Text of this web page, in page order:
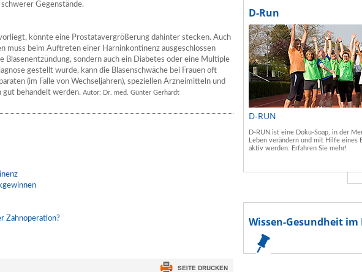
Gegenstände.
könnte eine Prostatavergrößerung dahinter stecken. Auch
muss beim Auftreten einer Harninkontinenz ausgeschlossen
Blasenentzündung, sondern auch ein Diabetes oder eine Multiple
gestellt wurde, kann die Blasenschwäche bei Frauen oft
(im Falle von Wechseljahren), speziellen Arzneimitteln und
gut behandelt werden. Autor: Dr. med. Günter Gerhardt
Zahnoperation?
D-Run
D-RUN
D-RUN ist eine Doku-Soap, in der
Leben verändern und mit Hilfe eines
aktiv werden. Erfahren Sie mehr!
Wissen-Gesundheit im